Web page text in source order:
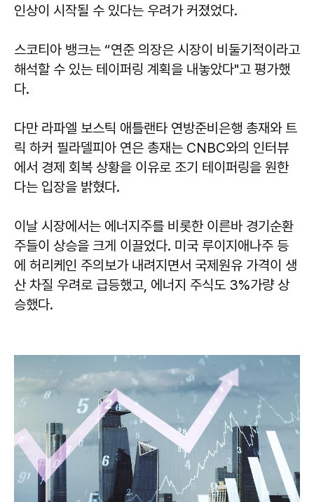
인상이 시작될 수 있다는 우려가 커졌었다.
스코티아 뱅크는 “연준 의장은 시장이 비둘기적이라고
해석할 수 있는 테이퍼링 계획을 내놓았다"고 평가했
다.
다만 라파엘 보스틱 애틀랜타 연방준비은행 총재와 트
릭 하커 필라델피아 연은 총재는 CNBC와의 인터뷰
에서 경제 회복 상황을 이유로 조기 테이퍼링을 원한
다는 입장을 밝혔다.
이날 시장에서는 에너지주를 비롯한 이른바 경기순환
주들이 상승을 크게 이끌었다. 미국 루이지애나주 등
에 허리케인 주의보가 내려지면서 국제원유 가격이 생
산 차질 우려로 급등했고, 에너지 주식도 3%가량 상
승했다.